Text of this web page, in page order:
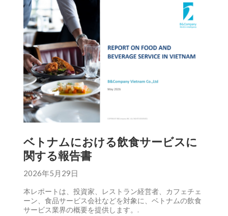
ベトナムにおける飲食サービスに
関する報告書
2026年5月29日
本レポートは、投資家、レストラン経営者、カフェチェ
ーン、食品サービス会社などを対象に、ベトナムの飲食
サービス業界の概要を提供します。.